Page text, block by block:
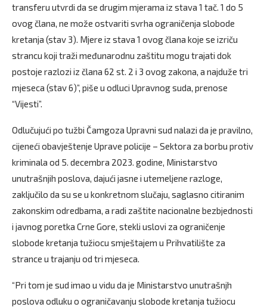
transferu utvrdi da se drugim mjerama iz stava 1 tač. 1 do 5
ovog člana, ne može ostvariti svrha ograničenja slobode
kretanja (stav 3). Mjere iz stava 1 ovog člana koje se izriču
strancu koji traži međunarodnu zaštitu mogu trajati dok
postoje razlozi iz člana 62 st. 2 i 3 ovog zakona, a najduže tri
mjeseca (stav 6)”, piše u odluci Upravnog suda, prenose
“Vijesti”.
Odlučujući po tužbi Čamgoza Upravni sud nalazi da je pravilno,
cijeneći obavještenje Uprave policije – Sektora za borbu protiv
kriminala od 5. decembra 2023. godine, Ministarstvo
unutrašnjih poslova, dajući jasne i utemeljene razloge,
zaključilo da su se u konkretnom slučaju, saglasno citiranim
zakonskim odredbama, a radi zaštite nacionalne bezbjednosti
i javnog poretka Crne Gore, stekli uslovi za ograničenje
slobode kretanja tužiocu smještajem u Prihvatilište za
strance u trajanju od tri mjeseca.
“Pri tom je sud imao u vidu da je Ministarstvo unutrašnjh
poslova odluku o ograničavanju slobode kretanja tužiocu